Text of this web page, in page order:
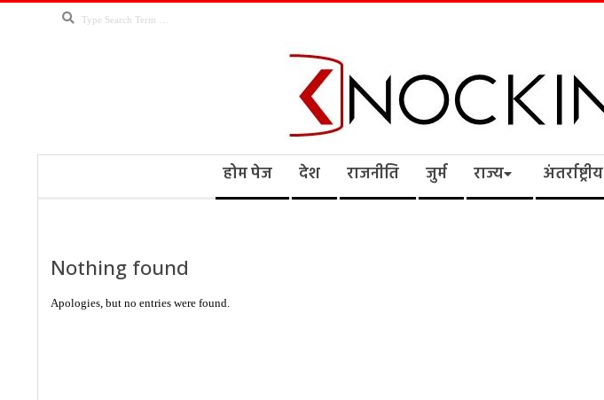
Search
Knocking
होम पेज देश राजनीति जुर्म राज्य अंतर्राष्ट्रीय
Nothing found
Apologies, but no entries were found.